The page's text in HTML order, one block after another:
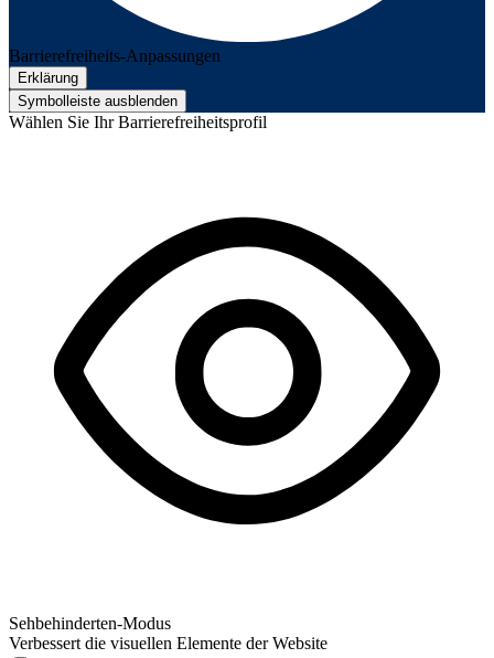
Barrierefreiheits-Anpassungen
Erklärung
Symbolleiste ausblenden
Wählen Sie Ihr Barrierefreiheitsprofil
Sehbehinderten-Modus
Verbessert die visuellen Elemente der Website